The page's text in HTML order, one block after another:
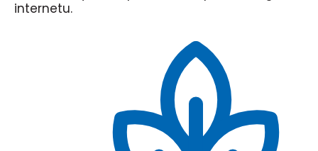
internetu.